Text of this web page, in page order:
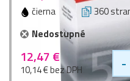
čierna 360
Nedostupné
12,47 €
10,14 € bez DPH -